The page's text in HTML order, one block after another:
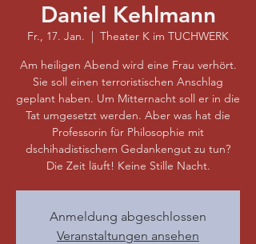
Daniel Kehlmann
Fr., 17. Jan.
  |
Theater K im TUCHWERK
Am heiligen Abend wird eine Frau verhört.
Sie soll einen terroristischen Anschlag
geplant haben. Um Mitternacht soll er in die
Tat umgesetzt werden. Aber was hat die
Professorin für Philosophie mit
dschihadistischem Gedankengut zu tun?
Die Zeit läuft! Keine Stille Nacht.
Anmeldung abgeschlossen
Veranstaltungen ansehen